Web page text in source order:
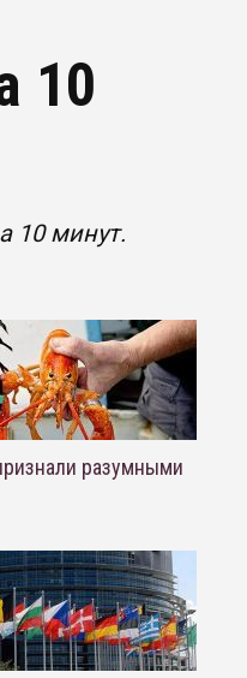
10
10 минут.
разумными